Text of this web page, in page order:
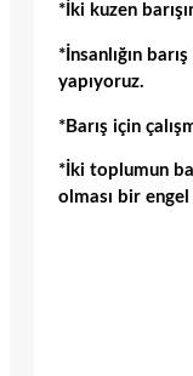
*İki kuzen
*İnsanlığın
yapıyoruz.
*Barış için
*İki toplumun
olması bir